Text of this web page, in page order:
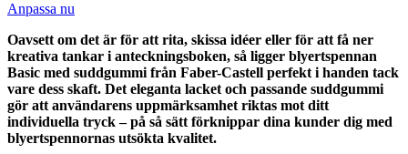
Anpassa nu
Oavsett om det är för att rita, skissa idéer eller för att få ner
kreativa tankar i anteckningsboken, så ligger blyertspennan
Basic med suddgummi från Faber-Castell perfekt i handen tack
vare dess skaft. Det eleganta lacket och passande suddgummi
gör att användarens uppmärksamhet riktas mot ditt
individuella tryck – på så sätt förknippar dina kunder dig med
blyertspennornas utsökta kvalitet.